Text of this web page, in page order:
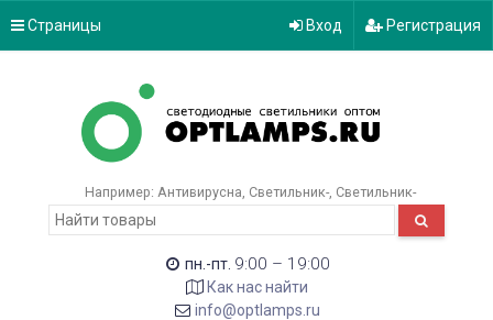
Страницы Вход Регистрация
Например: Антивирусна Светильник- Светильник-
пн.-пт. 9:00 – 19:00
Как нас найти
info@optlamps.ru